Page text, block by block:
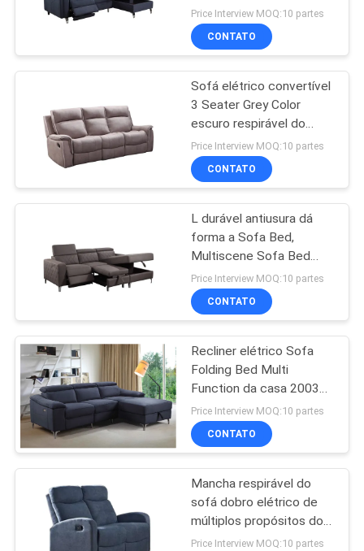
NOTÍCIA
CASOS
PEÇA
UMAS
CITAÇÕES
SITE
POLÍTICA
DE
PRIVACIDADE
Sofá de canto
luxuoso
69
Sofá secional
modular
53
Sofá de couro
moderno
dobramento
Price Interview MOQ:10 partes
CONTATO
Sofá elétrico convertível
3 Seater Grey Color
escuro respirável do
Recliner
Price Interview MOQ:10 partes
CONTATO
L durável antiusura dá
forma a Sofa Bed,
Multiscene Sofa Bed
And Recliner Set
Price Interview MOQ:10 partes
CONTATO
Recliner elétrico Sofa
Folding Bed Multi
Function da casa 20035-
L2 prática
Price Interview MOQ:10 partes
CONTATO
Mancha respirável do
sofá dobro elétrico de
múltiplos propósitos do
Recliner resistente
Price Interview MOQ:10 partes